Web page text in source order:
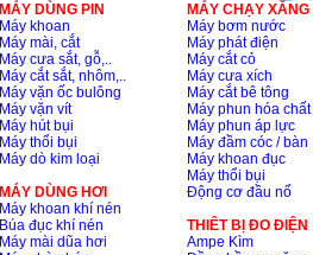
MÁY DÙNG PIN
Máy khoan
Máy mài, cắt
Máy cưa sắt, gỗ,..
Máy cắt sắt, nhôm,..
Máy vặn ốc bulông
Máy vặn vít
Máy hút bụi
Máy thổi bụi
Máy dò kim loại
MÁY DÙNG HƠI
Máy khoan khí nén
Búa đục khí nén
Máy mài dũa hơi
MÁY CHẠY
Máy bơm nước
Máy phát điện
Máy cắt cỏ
Máy cưa xích
Máy cắt bê tông
Máy phun hóa chất
Máy phun áp lực
Máy đầm cóc / bàn
Máy khoan đục
Máy thổi bụi
Động cơ đầu nổ
THIÊT BỊ ĐO ĐIỆN
Ampe Kìm